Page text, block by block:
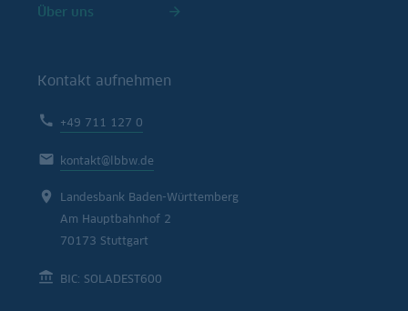
Über uns
Kontakt aufnehmen
+49 711 127 0
kontakt@lbbw.de
Landesbank Baden-Württemberg
Am Hauptbahnhof 2
70173 Stuttgart
BIC: SOLADEST600